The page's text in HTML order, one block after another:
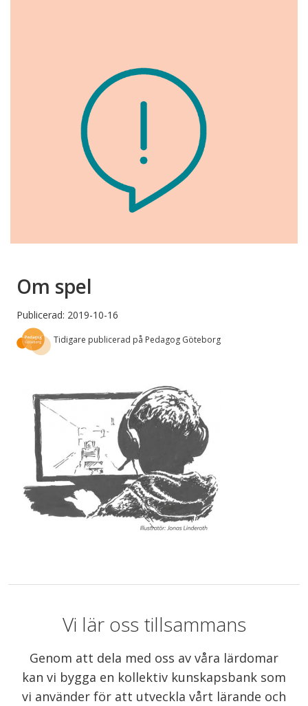
Om spel
Publicerad: 2019-10-16
Tidigare publicerad på Pedagog Göteborg
Vi lär oss tillsammans
Genom att dela med oss av våra lärdomar
kan vi bygga en kollektiv kunskapsbank som
vi använder för att utveckla vårt lärande och